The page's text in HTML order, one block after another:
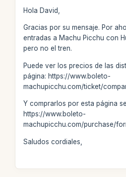
Hola David,
Gracias por su mensaje. Por
entradas a Machu Picchu con
pero no el tren.
Puede ver los precios de las
página: https://www.boleto-
machupicchu.com/ticket/
Y comprarlos por esta página
https://www.boleto-
machupicchu.com/purchase/
Saludos cordiales,